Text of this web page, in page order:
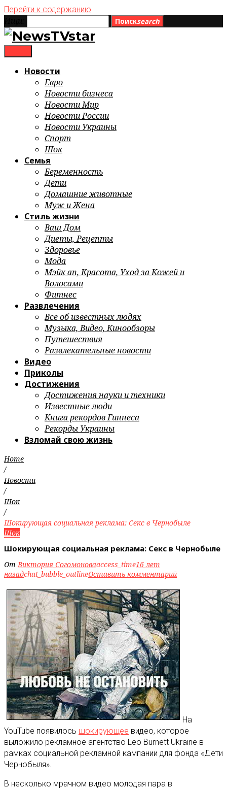
Перейти к содержанию
Поискsearch
Новости
Евро
Новости бизнеса
Новости Мир
Новости России
Новости Украины
Спорт
Шок
Семья
Беременность
Дети
Домашние животные
Муж и Жена
Стиль жизни
Ваш Дом
Диеты, Рецепты
Здоровье
Мода
Мэйк ап, Красота, Уход за Кожей и
Волосами
Фитнес
Развлечения
Все об известных людях
Музыка, Видео, Кинообзоры
Путешествия
Развлекательные новости
Видео
Приколы
Достижения
Достижения науки и техники
Известные люди
Книга рекордов Гиннеса
Рекорды Украины
Взломай свою жизнь
Home
/
Новости
/
Шок
/
Шокирующая социальная реклама: Секс в Чернобыле
Шок
Шокирующая социальная реклама: Секс в Чернобыле
ОтВиктория Согомоноваaccess_time16 лет
назадchat_bubble_outlineОставить комментарий
На
YouTube появилось шокирующее видео, которое
выложило рекламное агентство Leo Burnett Ukraine в
рамках социальной рекламной кампании для фонда «Дети
Чернобыля».
В несколько мрачном видео молодая пара в